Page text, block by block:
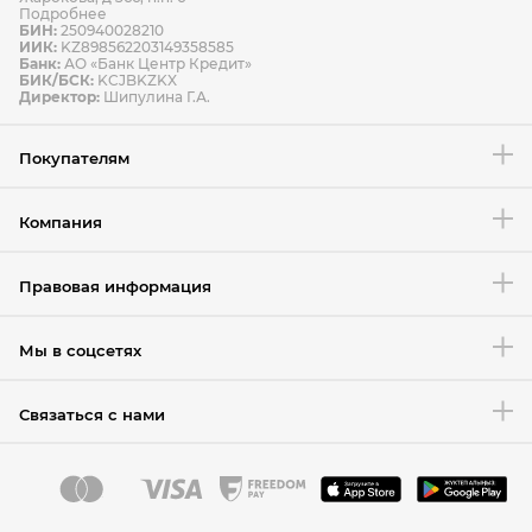
Условия возврата товара
Подробнее
БИН: 250940028210
ИИК: KZ898562203149358585
Банк: АО «Банк Центр Кредит»
БИК/БСК: KCJBKZKX
Директор: Шипулина Г.А.
Покупателям
Компания
Правовая информация
Мы в соцсетях
Связаться с нами